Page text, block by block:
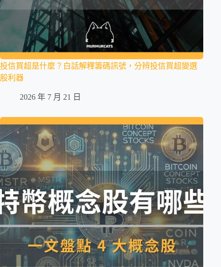
投信買超是什麼？白話解釋籌碼訊號，分辨投信買超變選
股利器
2026 年 7 月 21 日